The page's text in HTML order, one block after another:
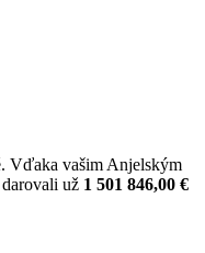
Vďaka vašim Anjelským
už 1 501 846,00 €